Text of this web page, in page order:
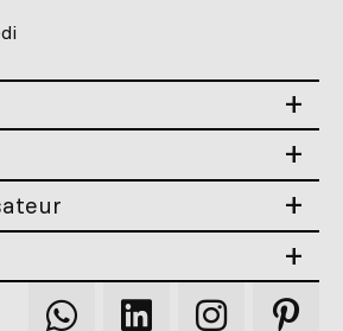
Qooqer Qooqer Qooqer Qooqer